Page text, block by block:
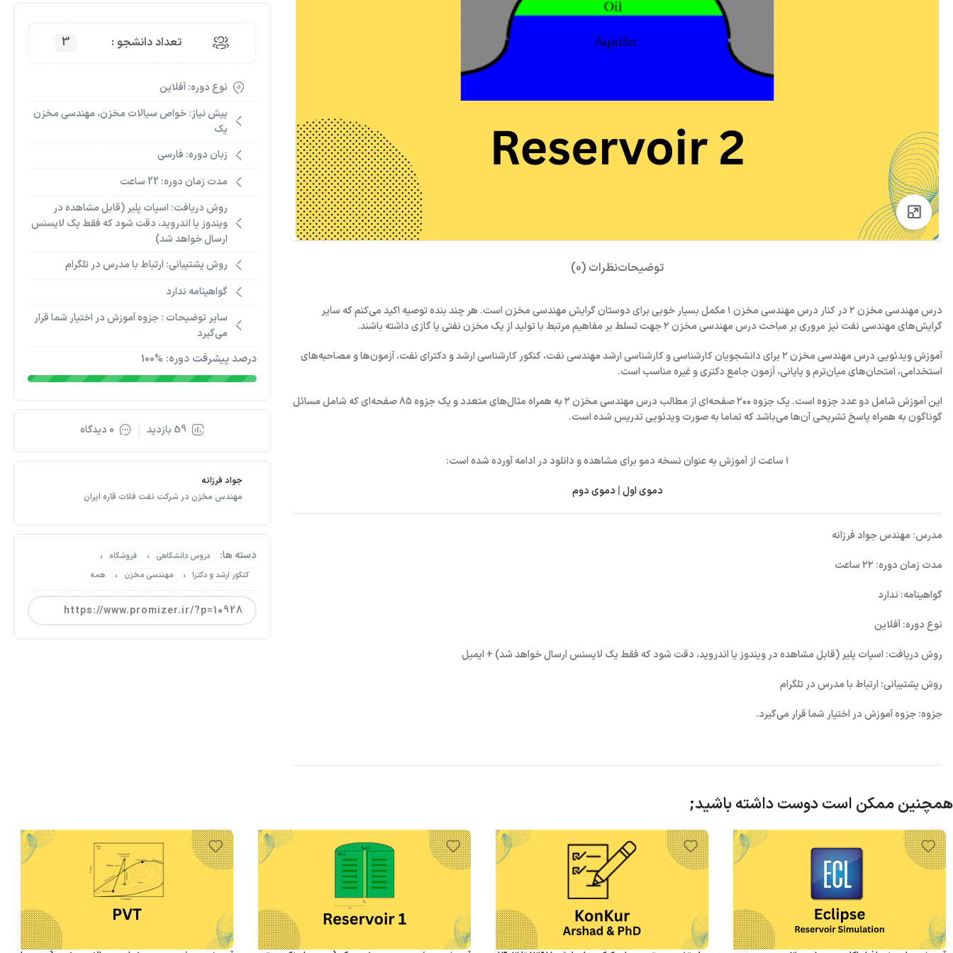
بزرگنمایی تصویر
توضیحاتنظرات (0)
درس مهندسی مخزن ۲ در کنار درس مهندسی مخزن ۱ مکمل بسیار خوبی برای دوستان گرایش مهندسی مخزن است. هر چند بنده توصیه اکید می‌کنم که سایر
گرایش‌های مهندسی نفت نیز مروری بر مباحث درس مهندسی مخزن ۲ جهت تسلط بر مفاهیم مرتبط با تولید از یک مخزن نفتی یا گازی داشته باشند.
آموزش ویدئویی درس مهندسی مخزن ۲ برای دانشجویان کارشناسی و کارشناسی ارشد مهندسی نفت، کنکور کارشناسی ارشد و دکترای نفت، آزمون‌ها و مصاحبه‌های
استخدامی، امتحان‌های میان‌ترم و پایانی، آزمون جامع دکتری و غیره مناسب است.
این آموزش شامل دو عدد جزوه است. یک جزوه ۲۰۰ صفحه‌ای از مطالب درس مهندسی مخزن ۲ به همراه مثال‌های متعدد و یک جزوه ۸۵ صفحه‌ای که شامل مسائل
گوناگون به همراه پاسخ تشریحی آن‌ها می‌باشد که تماما به صورت ویدئویی تدریس شده است.
۱ ساعت از آموزش به عنوان نسخه دمو برای مشاهده و دانلود در ادامه آورده شده است:
دموی اول دموی دوم
مدرس: مهندس جواد فرزانه
مدت زمان دوره: ۲۲ ساعت
گواهینامه: ندارد
نوع دوره: آفلاین
روش دریافت: اسپات پلیر (قابل مشاهده در ویندوز یا اندروید، دقت شود که فقط یک لایسنس ارسال خواهد شد) + ایمیل
روش پشتیبانی: ارتباط با مدرس در تلگرام
جزوه: جزوه آموزش در اختیار شما قرار می‌گیرد.
تعداد دانشجو : 3
نوع دوره: آفلاین
پیش نیاز: خواص سیالات مخزن، مهندسی مخزن
یک
زبان دوره: فارسی
مدت زمان دوره: 22 ساعت
روش دریافت: اسپات پلیر (قابل مشاهده در
ویندوز یا اندروید، دقت شود که فقط یک لایسنس
ارسال خواهد شد)
روش پشتیبانی: ارتباط با مدرس در تلگرام
گواهینامه ندارد
سایر توضیحات :جزوه آموزش در اختیار شما قرار
می‌گیرد
درصد پیشرفت دوره: %100
59 بازدید 0 دیدگاه
جواد فرزانه
مهندس مخزن در شرکت نفت فلات قاره ایران
دسته ها: دروس دانشگاهی ، فروشگاه ،
کنکور ارشد و دکترا ، مهندسی مخزن ، همه
همچنین ممکن است دوست داشته باشید;